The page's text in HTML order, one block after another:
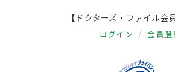
【ドクターズ・ファイル会
ログイン 会員登